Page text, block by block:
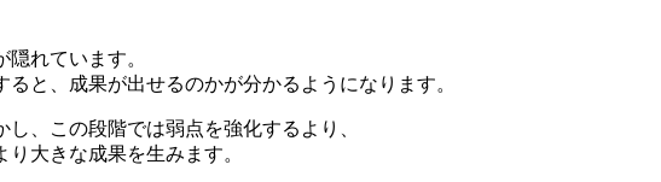
れています。
と、成果が出せるのかが分かるようになります。
、この段階では弱点を強化するより、
大きな成果を生みます。